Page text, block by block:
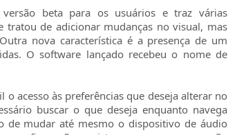
beta para os usuários e traz várias
tratou de adicionar mudanças no visual, mas
nova característica é a presença de um
O software lançado recebeu o nome de
acesso às preferências que deseja alterar no
buscar o que deseja enquanto navega
de mudar até mesmo o dispositivo de áudio